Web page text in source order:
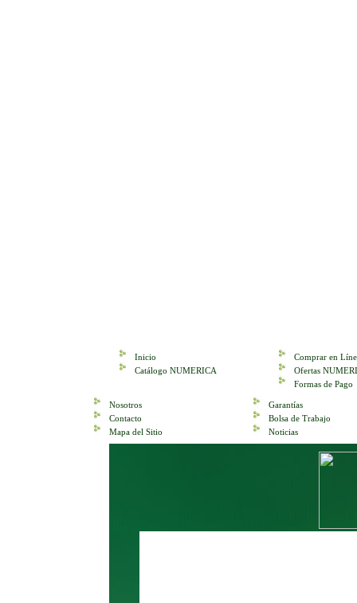
Inicio
Catálogo NUMERICA
Comprar en
Ofertas
Formas de Pago
Nosotros
Contacto
Mapa del Sitio
Garantías
Bolsa de Trabajo
Noticias